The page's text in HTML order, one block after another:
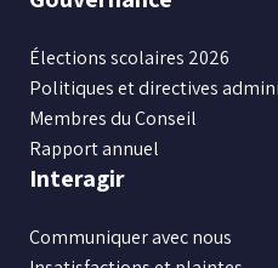
Élections scolaires 2026
Politiques et directives
Membres du Conseil
Rapport annuel
Interagir
Communiquer avec nous